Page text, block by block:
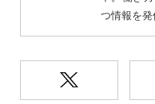
つ情報を発